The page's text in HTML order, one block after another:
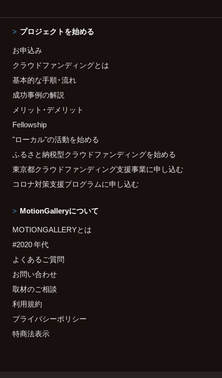
プロジェクトを始める
お申込み
クラウドファンディングとは
基本的な手順・流れ
成功事例の解説
メリット・デメリット
Fellowship
"ローカル"の活動を始める
ふるさと納税型クラウドファンディングを始める
東京都クラウドファンディング支援事業に申し込む
コロナ対策支援プログラムに申し込む
MotionGalleryについて
MOTIONGALLERYとは
#2020 年代
よくあるご質問
お問い合わせ
取材のご相談
利用規約
プライバシーポリシー
特商法表示